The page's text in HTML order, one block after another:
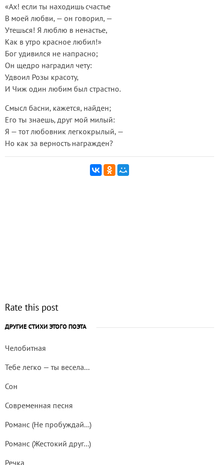
«Ах! если ты находишь счастье
В моей любви, — он говорил, —
Утешься! Я люблю в ненастье,
Как в утро красное любил!»
Бог удивился не напрасно;
Он щедро наградил чету:
Удвоил Розы красоту,
И Чиж один любим был страстно.
Смысл басни, кажется, найден;
Его ты знаешь, друг мой милый:
Я — тот любовник легкокрылый, —
Но как за верность награжден?
Rate this post
ДРУГИЕ СТИХИ ЭТОГО ПОЭТА
Челобитная
Тебе легко — ты весела...
Сон
Современная песня
Романс (Не пробуждай...)
Романс (Жестокий друг...)
Речка